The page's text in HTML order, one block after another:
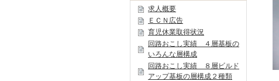
求人概要
ＥＣＮ広告
育児休業取得状況
回路おこし実績 ４層基板の
いろんな層構成
回路おこし実績 ８層ビルド
アップ基板の層構成２種類